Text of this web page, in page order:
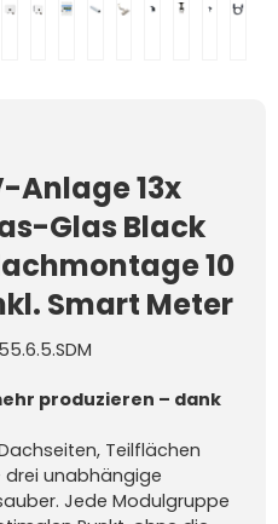
Anlage 13x
Glas Black
10
Smart Meter
produzieren – dank
Teilflächen
unabhängige
Jede Modulgruppe